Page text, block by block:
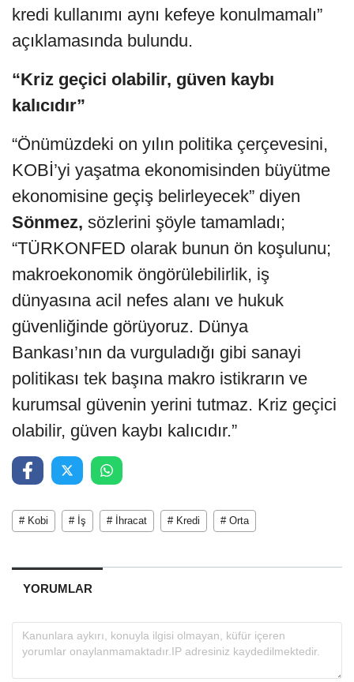
kredi kullanımı aynı kefeye konulmamalı”
açıklamasında bulundu.
“Kriz geçici olabilir, güven kaybı
kalıcıdır”
“Önümüzdeki on yılın politika çerçevesini,
KOBİ’yi yaşatma ekonomisinden büyütme
ekonomisine geçiş belirleyecek” diyen
Sönmez, sözlerini şöyle tamamladı;
“TÜRKONFED olarak bunun ön koşulunu;
makroekonomik öngörülebilirlik, iş
dünyasına acil nefes alanı ve hukuk
güvenliğinde görüyoruz. Dünya
Bankası’nın da vurguladığı gibi sanayi
politikası tek başına makro istikrarın ve
kurumsal güvenin yerini tutmaz. Kriz geçici
olabilir, güven kaybı kalıcıdır.”
# Kobi # İş # İhracat # Kredi # Orta
YORUMLAR